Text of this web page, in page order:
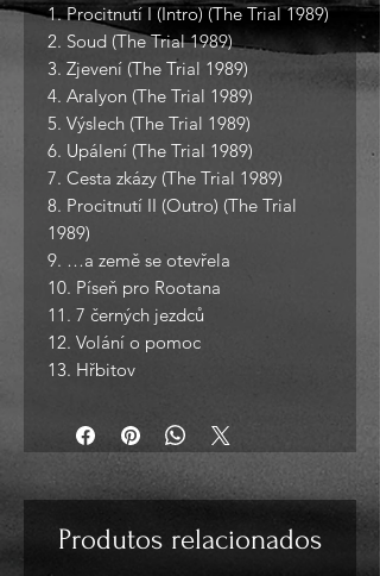
1. Procitnutí I (Intro) (The Trial 1989)
2. Soud (The Trial 1989)
3. Zjevení (The Trial 1989)
4. Aralyon (The Trial 1989)
5. Výslech (The Trial 1989)
6. Upálení (The Trial 1989)
7. Cesta zkázy (The Trial 1989)
8. Procitnutí II (Outro) (The Trial
1989)
9. …a země se otevřela
10. Píseň pro Rootana
11. 7 černých jezdců
12. Volání o pomoc
13. Hřbitov
Produtos relacionados